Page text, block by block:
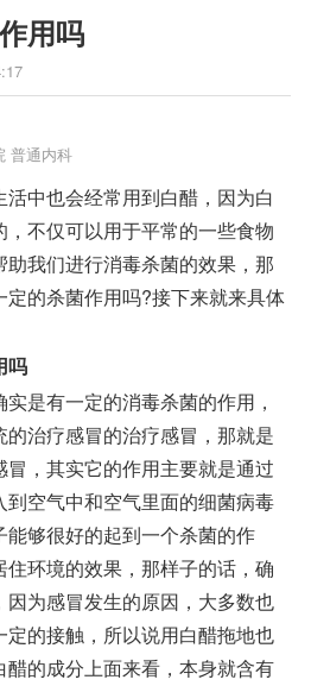
用吗
普通内科
中也会经常用到白醋，因为白
不仅可以用于平常的一些食物
我们进行消毒杀菌的效果，那
的杀菌作用吗?接下来就来具体
吗
是有一定的消毒杀菌的作用，
治疗感冒的治疗感冒，那就是
，其实它的作用主要就是通过
空气中和空气里面的细菌病毒
够很好的起到一个杀菌的作
环境的效果，那样子的话，确
为感冒发生的原因，大多数也
的接触，所以说用白醋拖地也
的成分上面来看，本身就含有